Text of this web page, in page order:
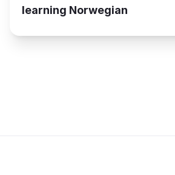
learning Norwegian